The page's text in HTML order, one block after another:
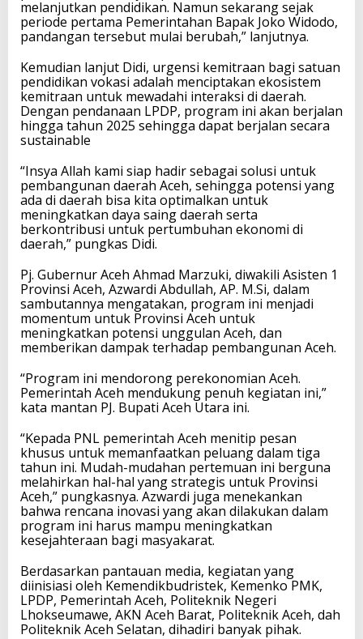
melanjutkan pendidikan. Namun sekarang sejak
periode pertama Pemerintahan Bapak Joko Widodo,
pandangan tersebut mulai berubah,” lanjutnya.
Kemudian lanjut Didi, urgensi kemitraan bagi satuan
pendidikan vokasi adalah menciptakan ekosistem
kemitraan untuk mewadahi interaksi di daerah.
Dengan pendanaan LPDP, program ini akan berjalan
hingga tahun 2025 sehingga dapat berjalan secara
sustainable
“Insya Allah kami siap hadir sebagai solusi untuk
pembangunan daerah Aceh, sehingga potensi yang
ada di daerah bisa kita optimalkan untuk
meningkatkan daya saing daerah serta
berkontribusi untuk pertumbuhan ekonomi di
daerah,” pungkas Didi.
Pj. Gubernur Aceh Ahmad Marzuki, diwakili Asisten 1
Provinsi Aceh, Azwardi Abdullah, AP. M.Si, dalam
sambutannya mengatakan, program ini menjadi
momentum untuk Provinsi Aceh untuk
meningkatkan potensi unggulan Aceh, dan
memberikan dampak terhadap pembangunan Aceh.
“Program ini mendorong perekonomian Aceh.
Pemerintah Aceh mendukung penuh kegiatan ini,”
kata mantan PJ. Bupati Aceh Utara ini.
“Kepada PNL pemerintah Aceh menitip pesan
khusus untuk memanfaatkan peluang dalam tiga
tahun ini. Mudah-mudahan pertemuan ini berguna
melahirkan hal-hal yang strategis untuk Provinsi
Aceh,” pungkasnya. Azwardi juga menekankan
bahwa rencana inovasi yang akan dilakukan dalam
program ini harus mampu meningkatkan
kesejahteraan bagi masyakarat.
Berdasarkan pantauan media, kegiatan yang
diinisiasi oleh Kemendikbudristek, Kemenko PMK,
LPDP, Pemerintah Aceh, Politeknik Negeri
Lhokseumawe, AKN Aceh Barat, Politeknik Aceh, dah
Politeknik Aceh Selatan, dihadiri banyak pihak.